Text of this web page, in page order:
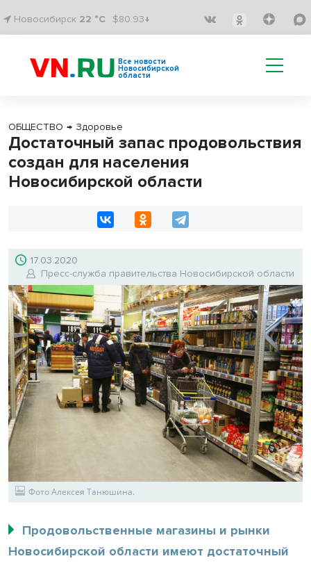
Новосибирск 22 °C $80.93↓
Все новости
Новосибирской
области
ОБЩЕСТВО → Здоровье
Достаточный запас продовольствия
создан для населения
Новосибирской области
17.03.2020
Пресс-служба правительства Новосибирской области
Фото Алексея Танюшина.
Продовольственные магазины и рынки
Новосибирской области имеют достаточный